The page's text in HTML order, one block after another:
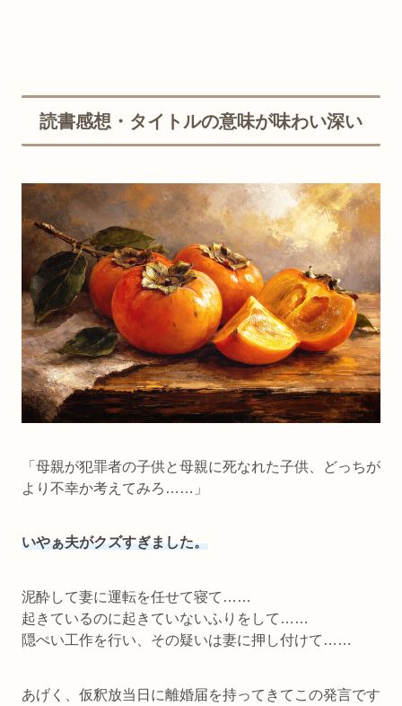
読書感想・タイトルの意味が味わい深い
「母親が犯罪者の子供と母親に死なれた子供、どっちが
より不幸か考えてみろ……」
いやぁ夫がクズすぎました。
泥酔して妻に運転を任せて寝て……
起きているのに起きていないふりをして……
隠ぺい工作を行い、その疑いは妻に押し付けて……
あげく、仮釈放当日に離婚届を持ってきてこの発言です